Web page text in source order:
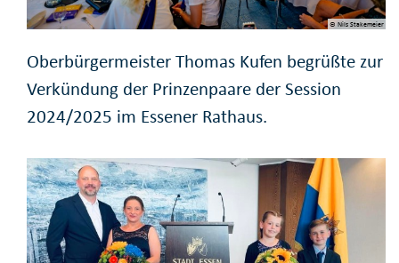
© Nils Stakemeier
Oberbürgermeister Thomas Kufen begrüßte zur
Verkündung der Prinzenpaare der Session
2024/2025 im Essener Rathaus.